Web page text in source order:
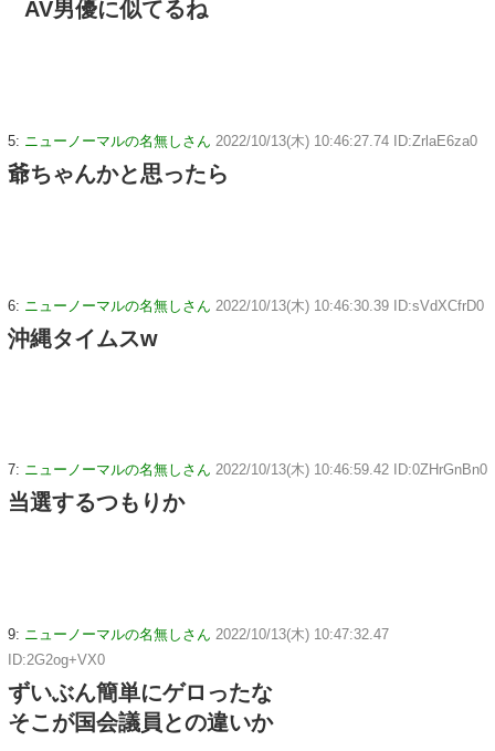
AV男優に似てるね
5: ニューノーマルの名無しさん 2022/10/13(木) 10:46:27.74 ID:ZrlaE6za0
爺ちゃんかと思ったら
6: ニューノーマルの名無しさん 2022/10/13(木) 10:46:30.39 ID:sVdXCfrD0
沖縄タイムスw
7: ニューノーマルの名無しさん 2022/10/13(木) 10:46:59.42 ID:0ZHrGnBn0
当選するつもりか
9: ニューノーマルの名無しさん 2022/10/13(木) 10:47:32.47
ID:2G2og+VX0
ずいぶん簡単にゲロったな
そこが国会議員との違いか